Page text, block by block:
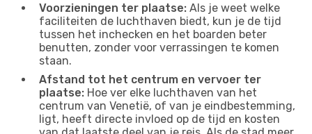
Voorzieningen ter plaatse: Als je weet welke
faciliteiten de luchthaven biedt, kun je de tijd
tussen het inchecken en het boarden beter
benutten, zonder voor verrassingen te komen
staan.
Afstand tot het centrum en vervoer ter
plaatse: Hoe ver elke luchthaven van het
centrum van Venetië, of van je eindbestemming,
ligt, heeft directe invloed op de tijd en kosten